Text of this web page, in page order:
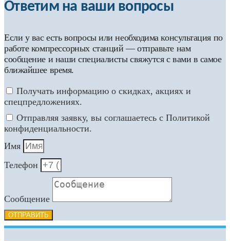
Ответим на ваши вопросы
Если у вас есть вопросы или необходима консультация по
работе компрессорных станций — отправьте нам
сообщение и наши специалисты свяжутся с вами в самое
ближайшее время.
Получать информацию о скидках, акциях и
спецпредложениях.
Отправляя заявку, вы соглашаетесь с Политикой
конфиденциальности.
Имя
Телефон
Сообщение
ОТПРАВИТЬ